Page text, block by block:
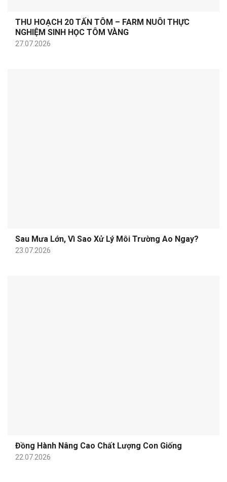
THU HOẠCH 20 TẤN TÔM – FARM NUÔI THỰC
NGHIỆM SINH HỌC TÔM VÀNG
27.07.2026
Sau Mưa Lớn, Vì Sao Xử Lý Môi Trường Ao Ngay?
23.07.2026
Đồng Hành Nâng Cao Chất Lượng Con Giống
22.07.2026